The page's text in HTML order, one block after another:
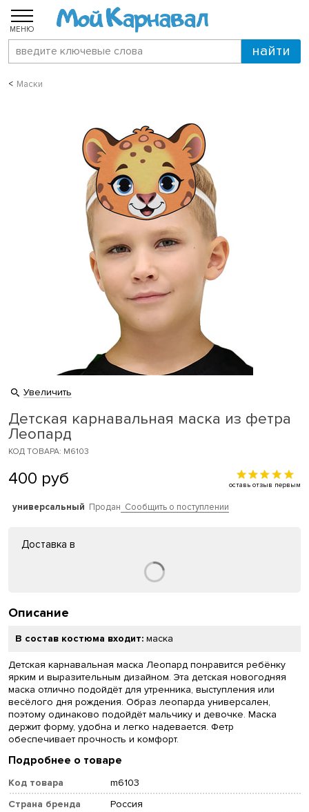
МЕНЮ
Маски
Увеличить
Детская карнавальная маска из фетра
Леопард
КОД ТОВАРА: M6103
400 руб оставь отзыв первым
универсальный Продан Сообщить о поступлении
Доставка в
Описание
В состав костюма входит: маска
Детская карнавальная маска Леопард понравится ребёнку
ярким и выразительным дизайном. Эта детская новогодняя
маска отлично подойдёт для утренника, выступления или
весёлого дня рождения. Образ леопарда универсален,
поэтому одинаково подойдёт мальчику и девочке. Маска
держит форму, удобна и легко надевается. Фетр
обеспечивает прочность и комфорт.
Подробнее о товаре
Код товара
m6103
Страна бренда
Россия